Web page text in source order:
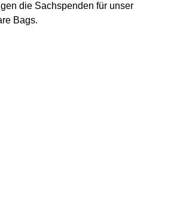
die Sachspenden für unser
Bags.